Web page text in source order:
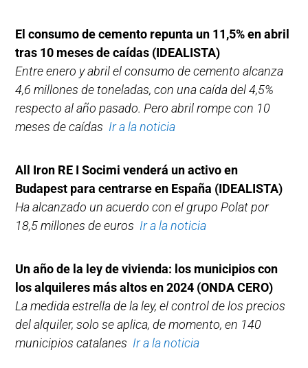
El consumo de cemento repunta un 11,5% en abril
tras 10 meses de caídas (IDEALISTA)
Entre enero y abril el consumo de cemento alcanza
4,6 millones de toneladas, con una caída del 4,5%
respecto al año pasado. Pero abril rompe con 10
meses de caídas Ir a la noticia
All Iron RE I Socimi venderá un activo en
Budapest para centrarse en España (IDEALISTA)
Ha alcanzado un acuerdo con el grupo Polat por
18,5 millones de euros Ir a la noticia
Un año de la ley de vivienda: los municipios con
los alquileres más altos en 2024 (ONDA CERO)
La medida estrella de la ley, el control de los precios
del alquiler, solo se aplica, de momento, en 140
municipios catalanes Ir a la noticia